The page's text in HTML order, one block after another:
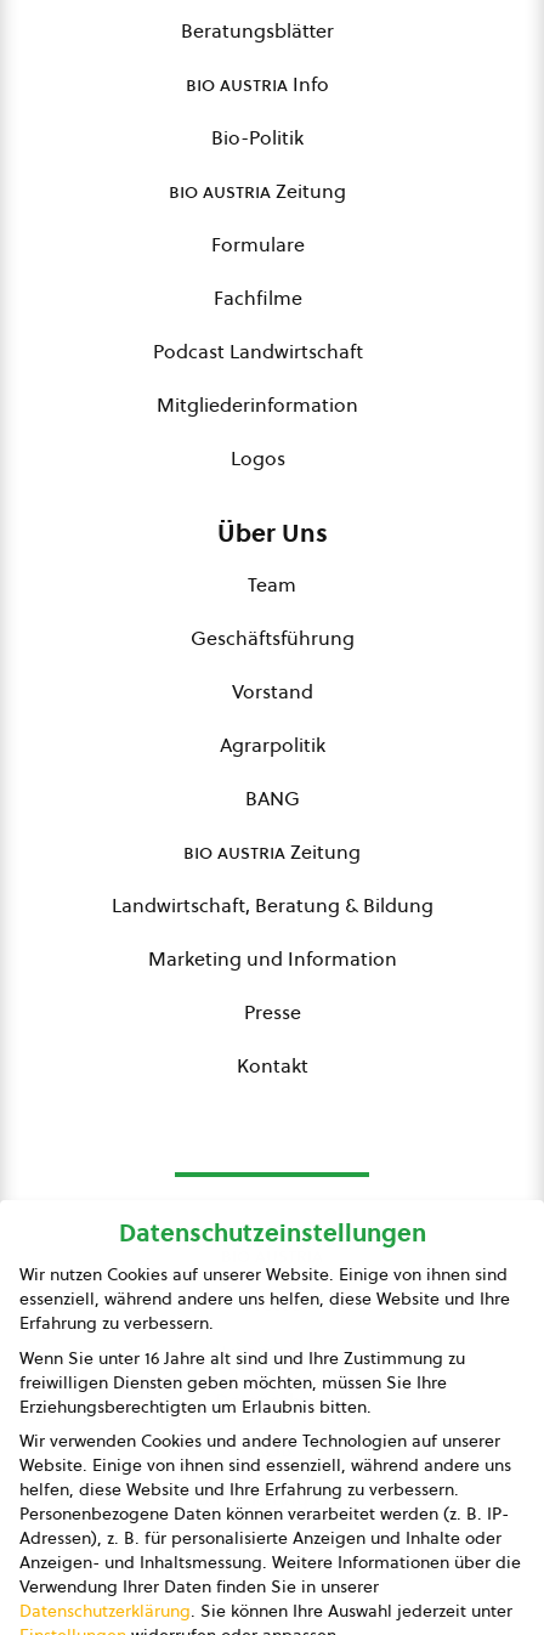
Beratungsblätter
bio austria Info
Bio-Politik
bio austriaZeitung
Formulare
Fachfilme
Podcast Landwirtschaft
Mitgliederinformation
Logos
Über Uns
Team
Geschäftsführung
Vorstand
Agrarpolitik
BANG
bio austriaZeitung
Landwirtschaft, Beratung & Bildung
Marketing und Information
Presse
Kontakt
Presse
Impressum
Datenschutz
AGB
AGB Marketing GmbH
AGB Bildung
Newsletter
Datenschutzeinstellungen
Wir nutzen Cookies auf unserer Website. Einige von ihnen sind
essenziell, während andere uns helfen, diese Website und Ihre
Erfahrung zu verbessern.
Wenn Sie unter 16 Jahre alt sind und Ihre Zustimmung zu
freiwilligen Diensten geben möchten, müssen Sie Ihre
Erziehungsberechtigten um Erlaubnis bitten.
Wir verwenden Cookies und andere Technologien auf unserer
Website. Einige von ihnen sind essenziell, während andere uns
helfen, diese Website und Ihre Erfahrung zu verbessern.
Personenbezogene Daten können verarbeitet werden (z. B. IP-
Adressen), z. B. für personalisierte Anzeigen und Inhalte oder
Anzeigen- und Inhaltsmessung. Weitere Informationen über die
Verwendung Ihrer Daten finden Sie in unserer
Datenschutzerklärung. Sie können Ihre Auswahl jederzeit unter